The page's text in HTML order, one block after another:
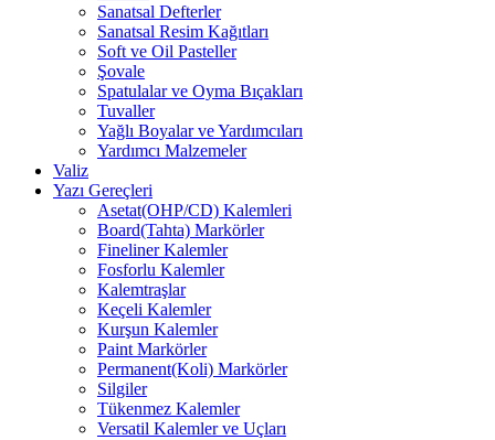
Sanatsal Defterler
Sanatsal Resim Kağıtları
Soft ve Oil Pasteller
Şovale
Spatulalar ve Oyma Bıçakları
Tuvaller
Yağlı Boyalar ve Yardımcıları
Yardımcı Malzemeler
Valiz
Yazı Gereçleri
Asetat(OHP/CD) Kalemleri
Board(Tahta) Markörler
Fineliner Kalemler
Fosforlu Kalemler
Kalemtraşlar
Keçeli Kalemler
Kurşun Kalemler
Paint Markörler
Permanent(Koli) Markörler
Silgiler
Tükenmez Kalemler
Versatil Kalemler ve Uçları